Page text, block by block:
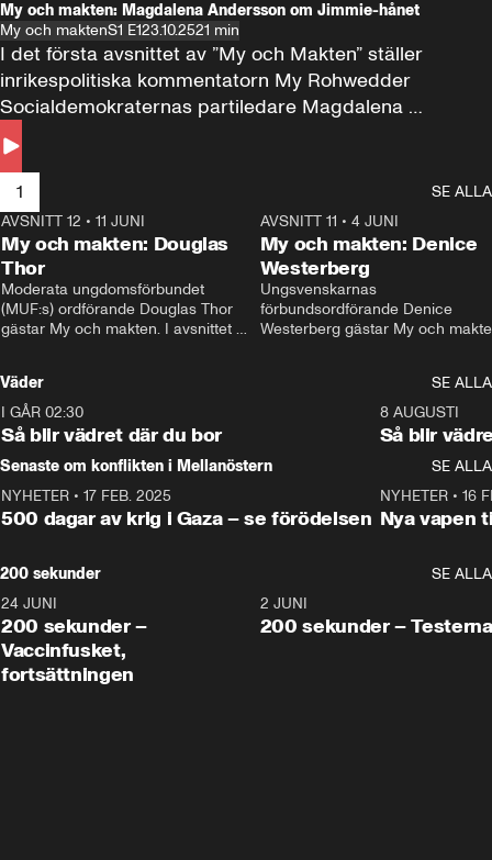
My och makten: Magdalena Andersson om Jimmie-hånet
My och maktenS1 E123.10.2521 min
I det första avsnittet av ”My och Makten” ställer
inrikespolitiska kommentatorn My Rohwedder
Socialdemokraternas partiledare Magdalena
Andersson till svars.
1
SE ALLA
AVSNITT 12 • 11 JUNI
My och makten: Douglas
Thor
Moderata ungdomsförbundet
(MUF:s) ordförande Douglas Thor
gästar My och makten. I avsnittet
AVSNITT 11 • 4 JUNI
My och makten: Denice
Westerberg
Ungsvenskarnas
förbundsordförande Denice
Westerberg gästar My och
Väder
SE ALLA
I GÅR 02:30
Så blir vädret där du bor
8 AUGUSTI
Så blir
Senaste om konflikten i Mellanöstern
SE ALLA
NYHETER • 17 FEB. 2025
500 dagar av krig i Gaza – se förödelsen
NYHETER• 16
Nya vapen
200 sekunder
SE ALLA
24 JUNI
200 sekunder –
Vaccinfusket,
fortsättningen
2 JUNI
200 sekunder – Testerna